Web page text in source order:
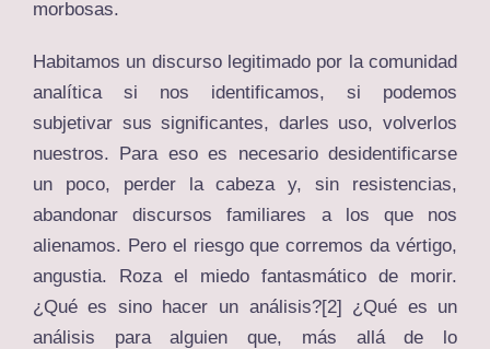
morbosas.
Habitamos un discurso legitimado por la comunidad
analítica si nos identificamos, si podemos
subjetivar sus significantes, darles uso, volverlos
nuestros. Para eso es necesario desidentificarse
un poco, perder la cabeza y, sin resistencias,
abandonar discursos familiares a los que nos
alienamos. Pero el riesgo que corremos da vértigo,
angustia. Roza el miedo fantasmático de morir.
¿Qué es sino hacer un análisis?[2] ¿Qué es un
análisis para alguien que, más allá de lo